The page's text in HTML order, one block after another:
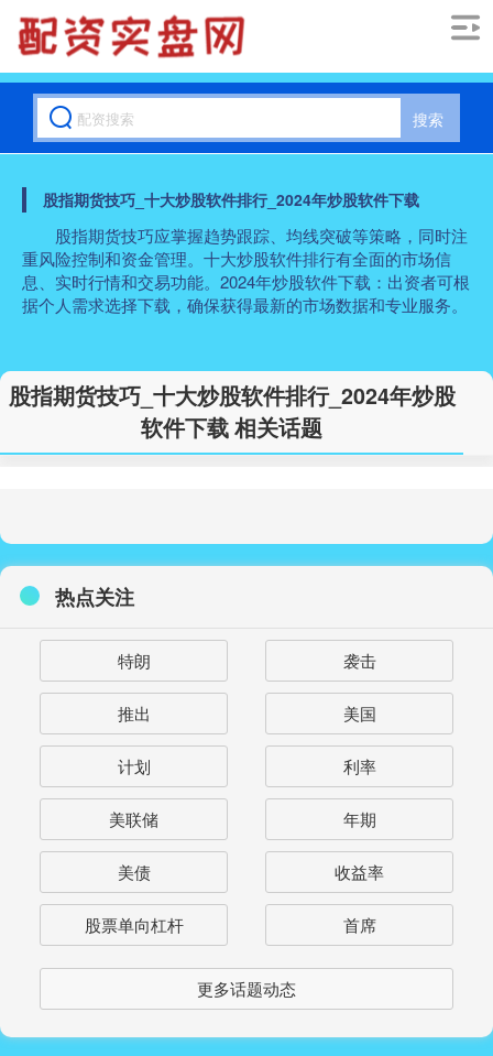
搜索
股指期货技巧_十大炒股软件排行_2024年炒股软件下载
股指期货技巧应掌握趋势跟踪、均线突破等策略，同时注
重风险控制和资金管理。十大炒股软件排行有全面的市场信
息、实时行情和交易功能。2024年炒股软件下载：出资者可根
据个人需求选择下载，确保获得最新的市场数据和专业服务。
股指期货技巧_十大炒股软件排行_2024年炒股
软件下载 相关话题
热点关注
特朗 袭击
推出 美国
计划 利率
美联储 年期
美债 收益率
股票单向杠杆 首席
更多话题动态